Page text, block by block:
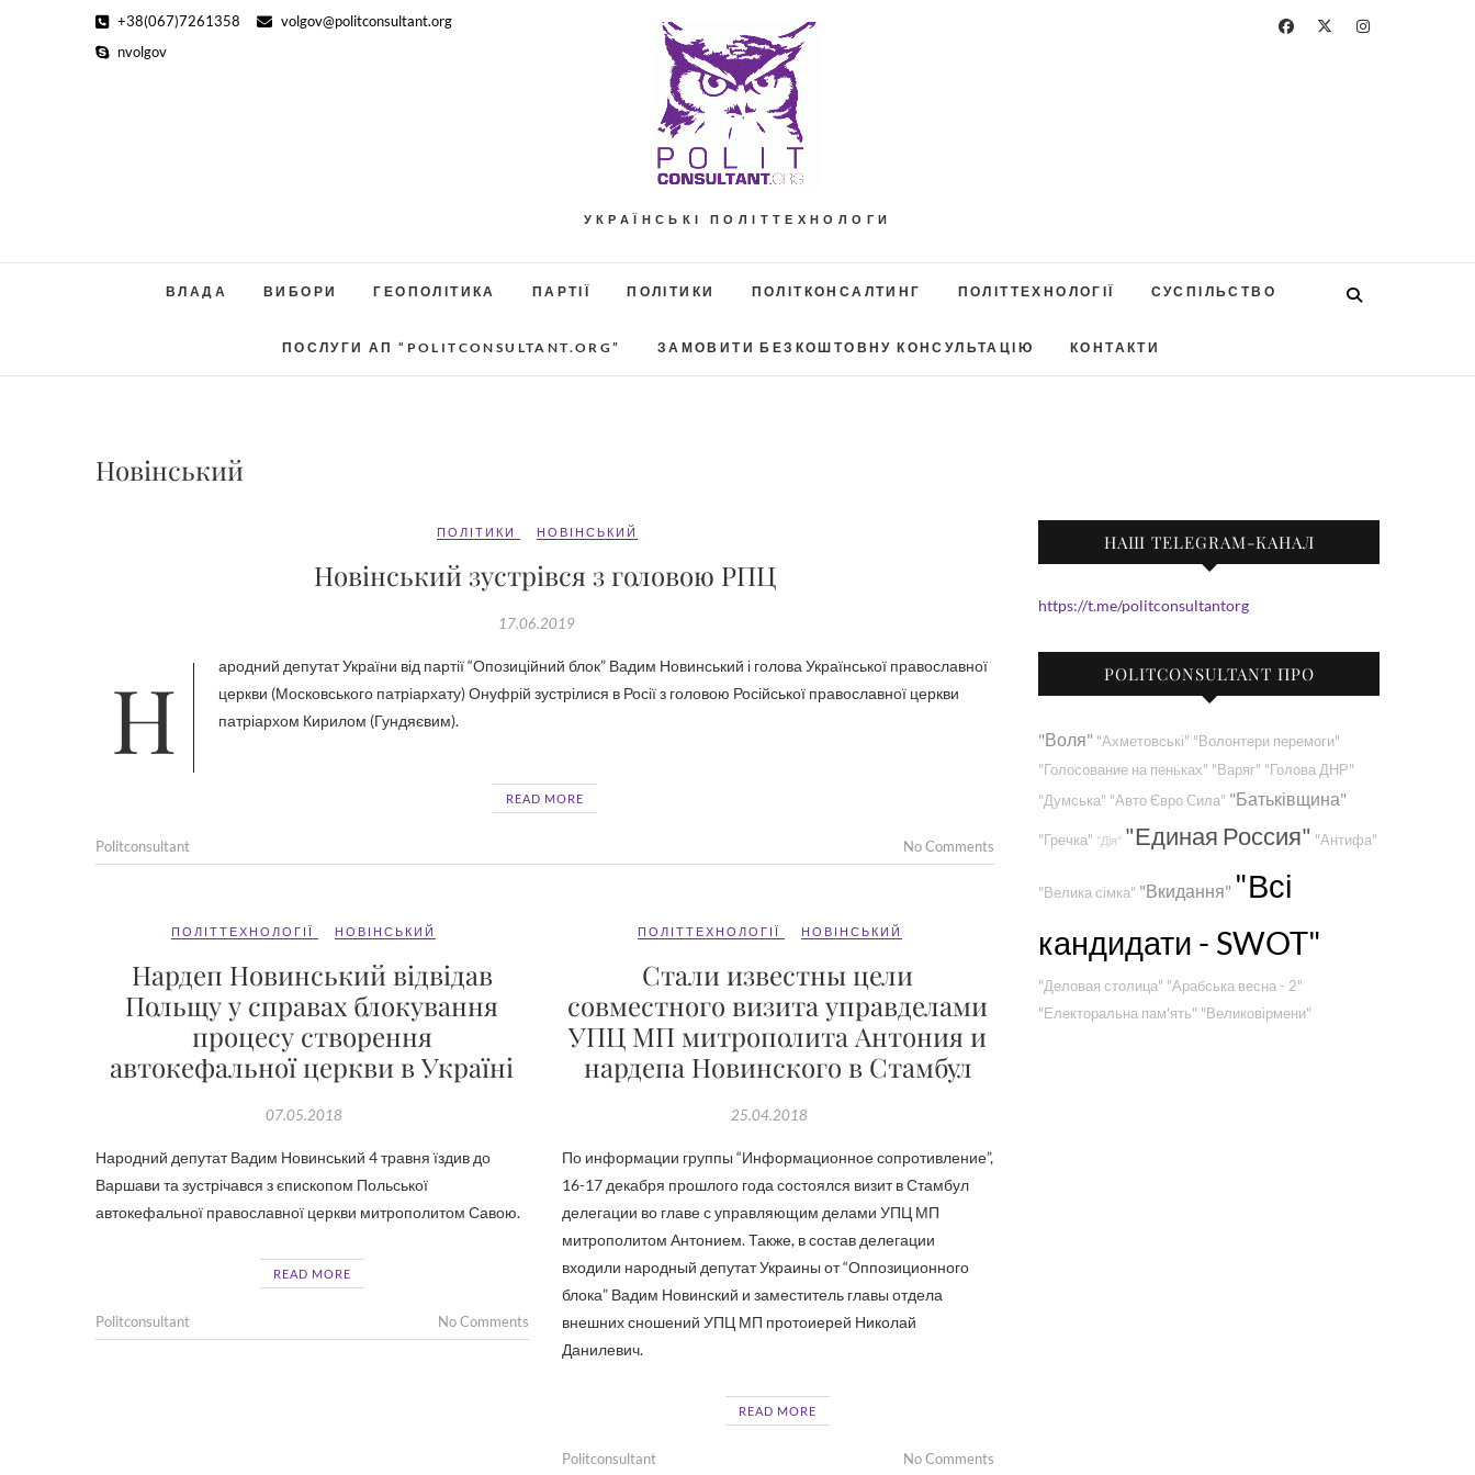
+38(067)7261358
volgov@politconsultant.org
nvolgov
УКРАЇНСЬКІ ПОЛІТТЕХНОЛОГИ
ВЛАДА ВИБОРИ ГЕОПОЛІТИКА ПАРТІЇ ПОЛІТИКИ ПОЛІТКОНСАЛТИНГ ПОЛІТТЕХНОЛОГІЇ СУСПІЛЬСТВО
ПОСЛУГИ АП “POLITCONSULTANT.ORG” ЗАМОВИТИ БЕЗКОШТОВНУ КОНСУЛЬТАЦІЮ КОНТАКТИ
Новінський
ПОЛІТИКИ НОВІНСЬКИЙ
Новінський зустрівся з головою РПЦ
17.06.2019
Народний депутат України від партії “Опозиційний блок” Вадим Новинський і голова Української православної
церкви (Московського патріархату) Онуфрій зустрілися в Росії з головою Російської православної церкви
патріархом Кирилом (Гундяєвим).
READ MORE
Politconsultant No Comments
ПОЛІТТЕХНОЛОГІЇ НОВІНСЬКИЙ
Нардеп Новинський відвідав
Польщу у справах блокування
процесу створення
автокефальної церкви в Україні
07.05.2018
Народний депутат Вадим Новинський 4 травня їздив до
Варшави та зустрічався з єпископом Польської
автокефальної православної церкви митрополитом Савою.
READ MORE
Politconsultant No Comments
ПОЛІТТЕХНОЛОГІЇ НОВІНСЬКИЙ
Стали известны цели
совместного визита управделами
УПЦ МП митрополита Антония и
нардепа Новинского в Стамбул
25.04.2018
По информации группы “Информационное сопротивление”,
16-17 декабря прошлого года состоялся визит в Стамбул
делегации во главе с управляющим делами УПЦ МП
митрополитом Антонием. Также, в состав делегации
входили народный депутат Украины от “Оппозиционного
блока” Вадим Новинский и заместитель главы отдела
внешних сношений УПЦ МП протоиерей Николай
Данилевич.
READ MORE
Politconsultant No Comments
НАШ TELEGRAM-КАНАЛ
https://t.me/politconsultantorg
POLITCONSULTANT ПРО
"Воля" "Ахметовські" "Волонтери перемоги"
"Голосование на пеньках" "Варяг" "Голова ДНР"
"Думська" "Авто Євро Сила" "Батьківщина"
"Гречка" "Дія" "Единая Россия" "Антифа"
"Велика сімка" "Вкидання" "Всі
кандидати - SWOT"
"Деловая столица" "Арабська весна - 2"
"Електоральна пам'ять" "Великовірмени"